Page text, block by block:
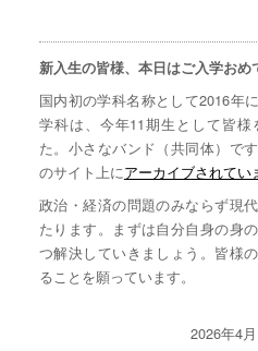
新入生の皆様、本日はご入学おめ
国内初の学科名称として2016年
学科は、今年11期生として皆
た。小さなバンド（共同体）で
のサイト上にアーカイブされてい
政治・経済の問題のみならず現
たります。まずは自分自身の身
つ解決していきましょう。皆様
ることを願っています。
2026年4